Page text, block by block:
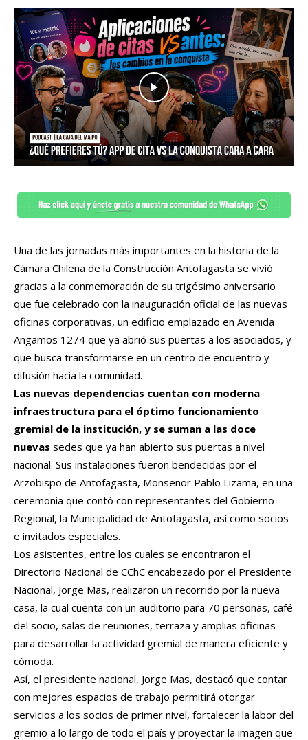
Una de las jornadas más importantes en la historia de la
Cámara Chilena de la Construcción Antofagasta se vivió
gracias a la conmemoración de su trigésimo aniversario
que fue celebrado con la inauguración oficial de las nuevas
oficinas corporativas, un edificio emplazado en Avenida
Angamos 1274 que ya abrió sus puertas a los asociados, y
que busca transformarse en un centro de encuentro y
difusión hacia la comunidad.
Las nuevas dependencias cuentan con moderna
infraestructura para el óptimo funcionamiento
gremial de la institución, y se suman a las doce
nuevas sedes que ya han abierto sus puertas a nivel
nacional. Sus instalaciones fueron bendecidas por el
Arzobispo de Antofagasta, Monseñor Pablo Lizama, en una
ceremonia que contó con representantes del Gobierno
Regional, la Municipalidad de Antofagasta, así como socios
e invitados especiales.
Los asistentes, entre los cuales se encontraron el
Directorio Nacional de CChC encabezado por el Presidente
Nacional, Jorge Mas, realizaron un recorrido por la nueva
casa, la cual cuenta con un auditorio para 70 personas, café
del socio, salas de reuniones, terraza y amplias oficinas
para desarrollar la actividad gremial de manera eficiente y
cómoda.
Así, el presidente nacional, Jorge Mas, destacó que contar
con mejores espacios de trabajo permitirá otorgar
servicios a los socios de primer nivel, fortalecer la labor del
gremio a lo largo de todo el país y proyectar la imagen que